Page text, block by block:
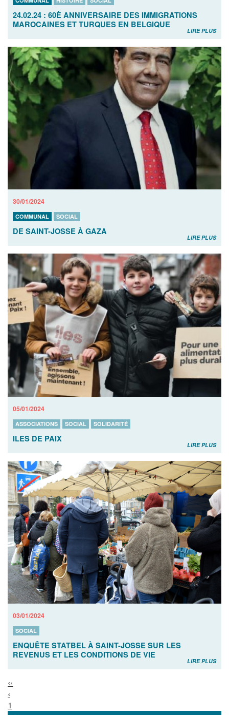
24.02.24 : 60È ANNIVERSAIRE DES IMMIGRATIONS
MAROCAINES ET TURQUES EN BELGIQUE
LIRE PLUS
30/01/2024
COMMUNAL SOCIAL
DE SAINT-JOSSE À GAZA
LIRE PLUS
05/01/2024
ASSOCIATIONS SOCIAL SOLIDARITÉ
ILES DE PAIX
LIRE PLUS
03/01/2024
SOCIAL
ENQUÊTE STATBEL À SAINT-JOSSE SUR LES
REVENUS ET LES CONDITIONS DE VIE
LIRE PLUS
‹‹
‹
1